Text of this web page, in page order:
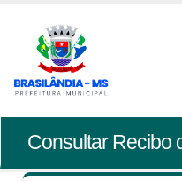
Consultar Recibo